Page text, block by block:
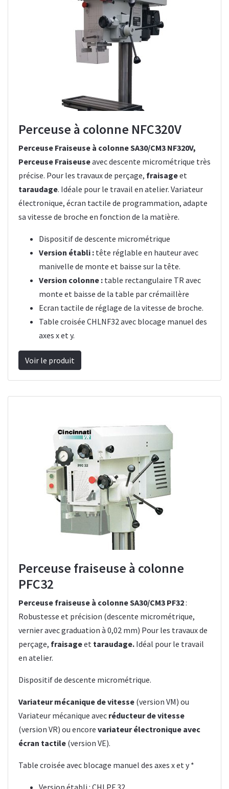
Perceuse à colonne NFC320V
Perceuse Fraiseuse à colonne SA30/CM3 NF320V,
Perceuse Fraiseuseavec descente micrométrique très
précise. Pour les travaux de perçage, fraisageet
taraudage. Idéale pour le travail en atelier. Variateur
électronique, écran tactile de programmation, adapte
sa vitesse de broche en fonction de la matière.
Dispositif de descente micrométrique
Version établi : tête réglable en hauteur avec
manivelle de monte et baisse sur la tête.
Version colonne : table rectangulaire TR avec
monte et baisse de la table par crémaillère
Ecran tactile de réglage de la vitesse de broche.
Table croisée CHLNF32 avec blocage manuel des
axes x et y.
Voir le produit
Perceuse fraiseuse à colonne
PFC32
Perceuse fraiseuse à colonne SA30/CM3 PF32:
Robustesse et précision (descente micrométrique,
vernier avec graduation à 0,02 mm) Pour les travaux de
perçage, fraisageet taraudage. Idéal pour le travail
en atelier.
Dispositif de descente micrométrique.
Variateur mécanique de vitesse (version VM) ou
Variateur mécanique avec réducteur de vitesse
(version VR) ou encore variateur électronique avec
écran tactile (version VE).
Table croisée avec blocage manuel des axes x et y *
Version établi : CHLPF 32